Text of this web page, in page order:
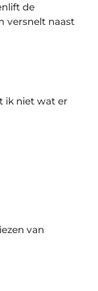
de
versnelt naast
ik niet wat er
van